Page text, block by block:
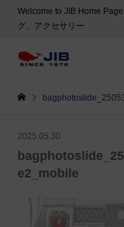
Welcome to JIB Home
グ、アクセサリー
2025.05.30
e2_mobile